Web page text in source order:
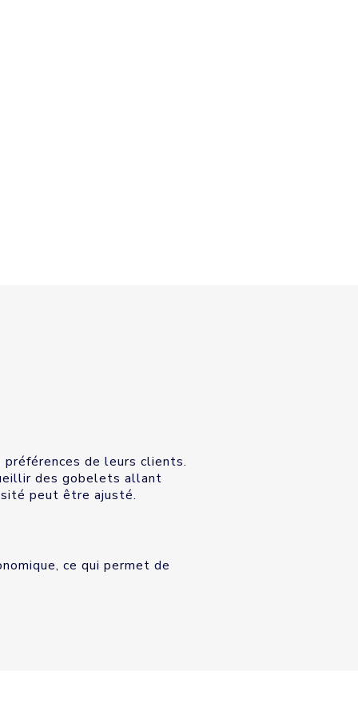
de leurs clients.
des gobelets allant
peut être ajusté.
ce qui permet de